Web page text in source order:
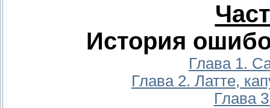
История
Глава 1.
Глава 2. Латте,
Глава